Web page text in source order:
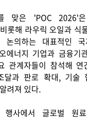
IR
맞은 'POC 2026'
롯해 라우릭 오일과 식
의하는 대표적인 국
에너지 기업과 금융기
관계자들이 참석해 연
달과 판로 확대, 기술
려져 있다.
행사에서 글로벌 원